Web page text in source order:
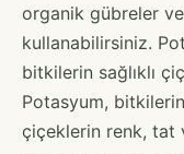
organik gübreler
kullanabilirsiniz.
bitkilerin sağlıklı
Potasyum,
çiçeklerin renk, tat